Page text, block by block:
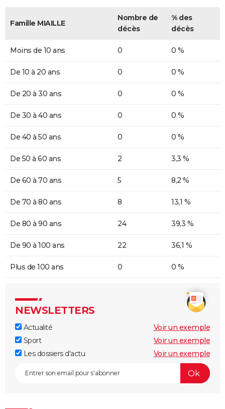
Famille MIAILLE
Nombre de
décès
% des
décès
Moins de 10 ans 0 0 %
De 10 à 20 ans 0 0 %
De 20 à 30 ans 0 0 %
De 30 à 40 ans 0 0 %
De 40 à 50 ans 0 0 %
De 50 à 60 ans 2 3,3 %
De 60 à 70 ans 5 8,2 %
De 70 à 80 ans 8 13,1 %
De 80 à 90 ans 24 39,3 %
De 90 à 100 ans 22 36,1 %
Plus de 100 ans 0 0 %
NEWSLETTERS
Actualité
Voir un exemple
Sport
Voir un exemple
Les dossiers d'actu
Voir un exemple